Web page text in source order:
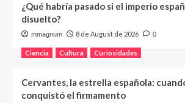
¿Qué habría pasado si el imperio
disuelto?
mmagnum 8 de August de 2026 0
Ciencia Cultura Curiosidades
Cervantes, la estrella española:
conquistó el firmamento